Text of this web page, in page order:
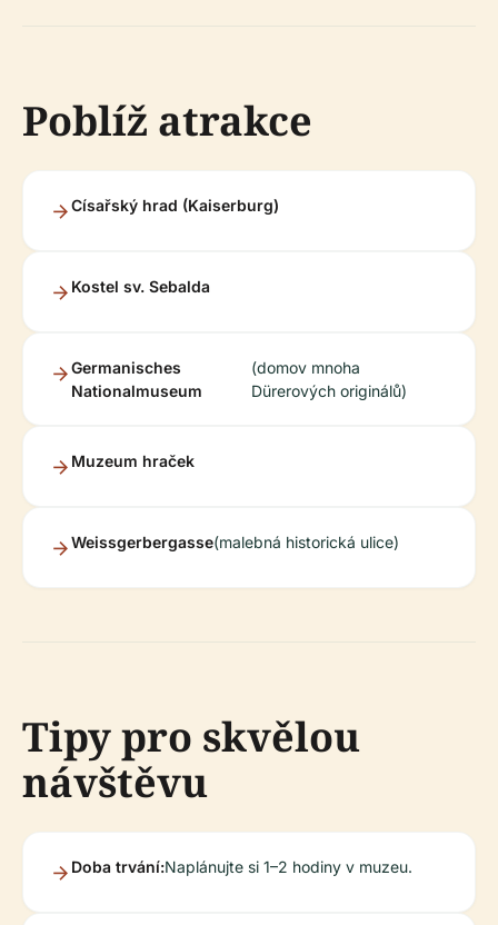
Poblíž atrakce
Císařský hrad (Kaiserburg)
Kostel sv. Sebalda
Germanisches
Nationalmuseum
(domov mnoha
Dürerových originálů)
Muzeum hraček
Weissgerbergasse(malebná historická ulice)
Tipy pro skvělou
návštěvu
Doba trvání:Naplánujte si 1–2 hodiny v muzeu.